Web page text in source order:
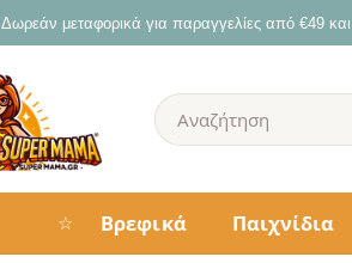
Δωρεάν μεταφορικά για παραγγελίες από €49
Αναζήτηση
για:
☆ Βρεφικά Παιχνίδια